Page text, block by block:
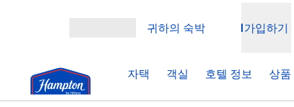
귀하의 숙박 가입하기
자택 객실 호텔 정보 상품